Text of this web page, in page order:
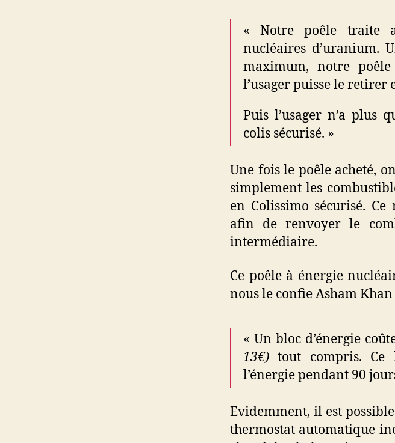
« Notre poêle traite
nucléaires d’uranium.
maximum, notre
l’usager puisse le retirer
Puis l’usager n’a plus
colis sécurisé. »
Une fois le poêle acheté,
simplement les
en Colissimo sécurisé.
afin de renvoyer le
intermédiaire.
Ce poêle à énergie
nous le confie Asham Khan
« Un bloc d’énergie
13€)tout compris.
l’énergie pendant 90
Evidemment, il est
thermostat automatique